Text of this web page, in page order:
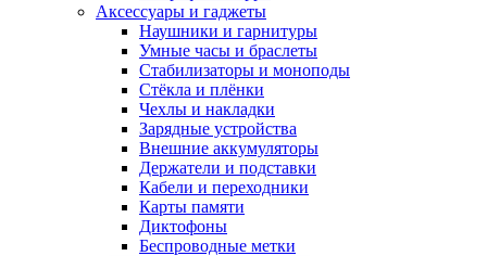
Аксессуары и гаджеты
Наушники и гарнитуры
Умные часы и браслеты
Стабилизаторы и моноподы
Стёкла и плёнки
Чехлы и накладки
Зарядные устройства
Внешние аккумуляторы
Держатели и подставки
Кабели и переходники
Карты памяти
Диктофоны
Беспроводные метки